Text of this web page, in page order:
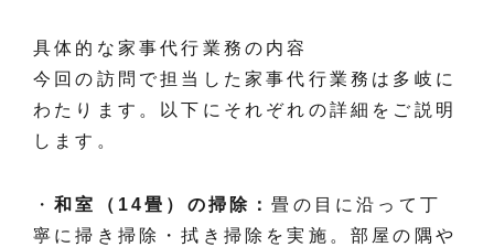
具体的な家事代行業務の内容
今回の訪問で担当した家事代行業務は多岐に
わたります。以下にそれぞれの詳細をご説明
します。
・和室（14畳）の掃除：畳の目に沿って丁
寧に掃き掃除・拭き掃除を実施。部屋の隅や